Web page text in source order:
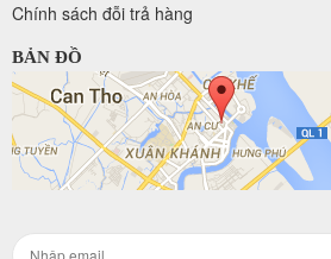
Chính sách đỗi trả hàng
BẢN ĐỒ